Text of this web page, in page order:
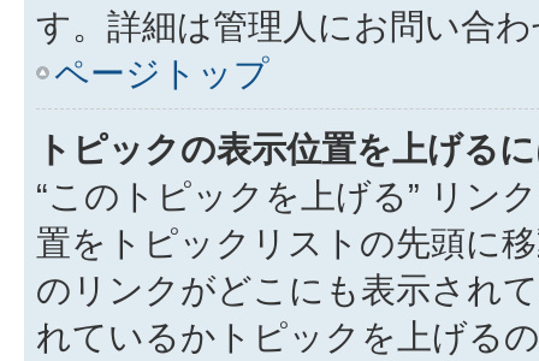
す。詳細は管理人にお問い合
ページトップ
トピックの表示位置を上げる
“このトピックを上げる” リン
置をトピックリストの先頭に
のリンクがどこにも表示され
れているかトピックを上げる